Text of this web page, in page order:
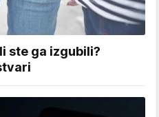
ste ga izgubili?